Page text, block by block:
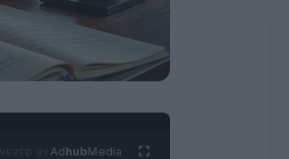
AdhubMedia